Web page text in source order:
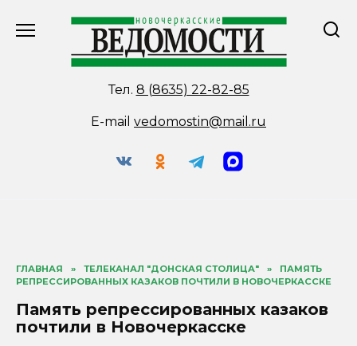
Тел. 8 (8635) 22-82-85
E-mail vedomostin@mail.ru
ГЛАВНАЯ » ТЕЛЕКАНАЛ "ДОНСКАЯ СТОЛИЦА" »
ПАМЯТЬ
РЕПРЕССИРОВАННЫХ КАЗАКОВ ПОЧТИЛИ В НОВОЧЕРКАССКЕ
Память репрессированных казаков
почтили в Новочеркасске